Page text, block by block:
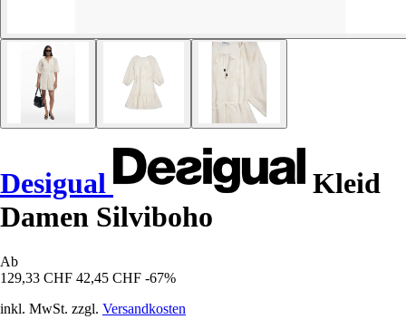
Desigual
Kleid
Damen Silviboho
Ab
129,33 CHF 42,45 CHF -67%
inkl. MwSt. zzgl. Versandkosten